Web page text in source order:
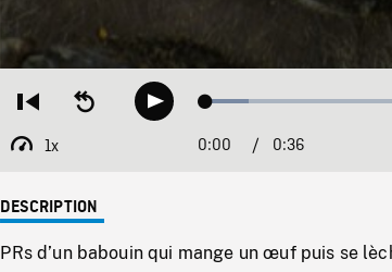
Restart
beginning
Seek
backwardPlay Loaded:
1x
Playback
Current
0:00 / Duration
0:36
DESCRIPTION
PRs d’un babouin qui mange un œuf puis se